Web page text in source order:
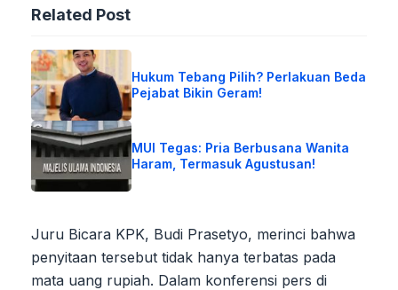
Related Post
Hukum Tebang Pilih? Perlakuan Beda
Pejabat Bikin Geram!
MUI Tegas: Pria Berbusana Wanita
Haram, Termasuk Agustusan!
Juru Bicara KPK, Budi Prasetyo, merinci bahwa
penyitaan tersebut tidak hanya terbatas pada
mata uang rupiah. Dalam konferensi pers di